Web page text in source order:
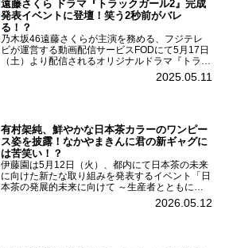
遠藤さくら ドラマ『トラックガール2』完成
発表イベントに登壇！笑う2秒前がバレ
る！？
乃木坂46遠藤さくらが主演を務める、フジテレ
ビが運営する動画配信サービスFODにて5月17日
（土）より配信されるオリジナルドラマ『トラッ
クガール2』の完成発表イベントが５月10日
（土）都内で開催された。FODドラマ『トラック
2025.05.11
有村架純、鮮やかな日本茶カラーのワンピー
ス姿を披露！なかやまきんに君の新ギャグに
は苦笑い！？
伊藤園は5月12日（火）、都内にて日本茶の未来
に向けた新たな取り組みを発表するイベント「日
本茶の発展的未来に向けて ～生産者とともに。
日本茶を世界へ～」を開催。イベントには伊藤園
のCMキャラクターを務める有村架純、伊藤園よ
2026.05.12